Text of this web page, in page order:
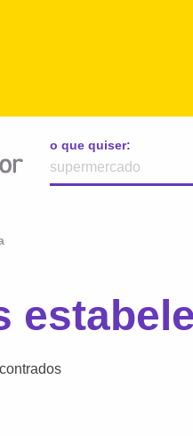
o que quiser: